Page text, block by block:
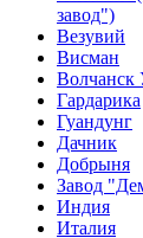
завод")
Везувий
Висман
Волчанск
Гардарика
Гуандунг
Дачник
Добрыня
Завод
Индия
Италия